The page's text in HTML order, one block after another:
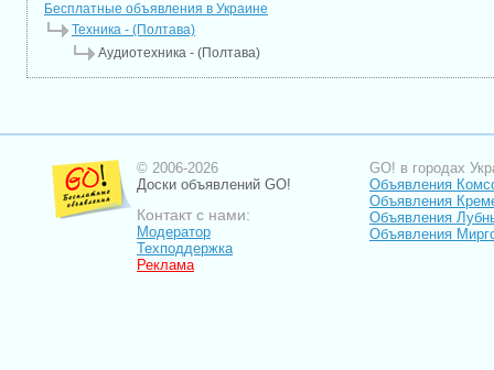
Бесплатные объявления в Украине
Техника - (Полтава)
Аудиотехника - (Полтава)
© 2006-2026
Доски объявлений GO!
Контакт с нами:
Модератор
Техподдержка
Реклама
GO! в городах
Объявления
Объявления
Объявления
Объявления